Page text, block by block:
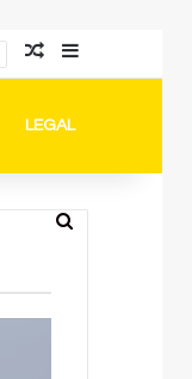
Random Article
Sidebar
LEGAL
Search